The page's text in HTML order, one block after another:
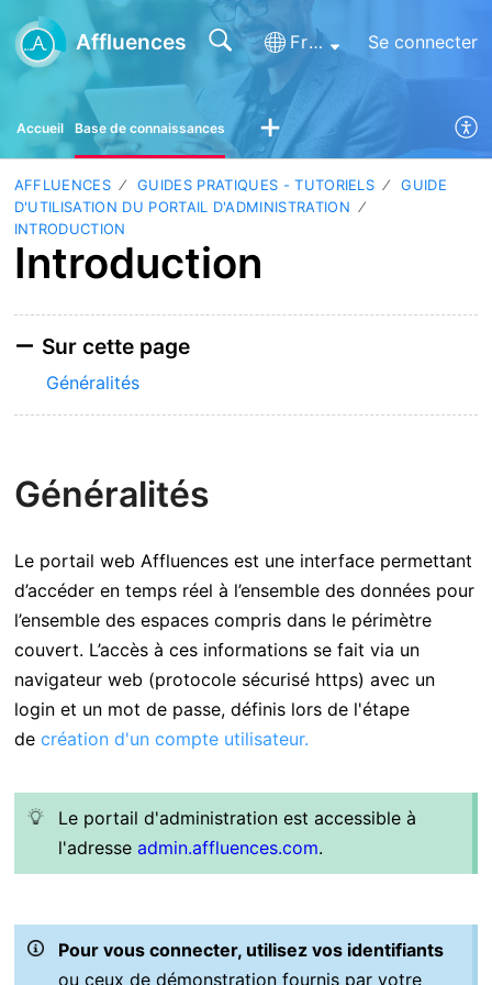
Affluences Français (France) Se connecter
Accueil Base de connaissances
AFFLUENCES GUIDES PRATIQUES - TUTORIELS
GUIDE
D'UTILISATION DU PORTAIL D'ADMINISTRATION
INTRODUCTION
Introduction
Sur cette page
Généralités
Généralités
Le portail web Affluences est une interface permettant
d’accéder en temps réel à l’ensemble des données pour
l’ensemble des espaces compris dans le périmètre
couvert. L’accès à ces informations se fait via un
navigateur web (protocole sécurisé https) avec un
login et un mot de passe, définis lors de l'étape
de création d'un compte utilisateur.
Le portail d'administration est accessible à
l'adresse admin.affluences.com.
Pour vous connecter, utilisez vos identifiants
ou ceux de démonstration fournis par votre